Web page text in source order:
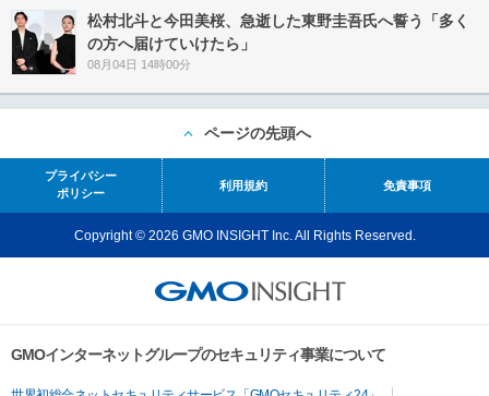
松村北斗と今田美桜、急逝した東野圭吾氏へ誓う「多く
の方へ届けていけたら」
08月04日 14時00分
ページの先頭へ
プライバシー
ポリシー
利用規約 免責事項
Copyright © 2026 GMO INSIGHT Inc. All Rights Reserved.
GMOインターネットグループのセキュリティ事業について